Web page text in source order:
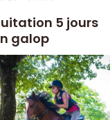
5 jours
galop